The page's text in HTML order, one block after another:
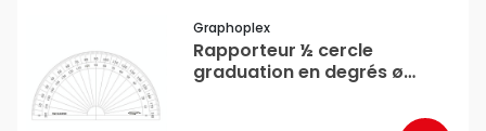
Graphoplex
Rapporteur ½ cercle
graduation en degrés ø